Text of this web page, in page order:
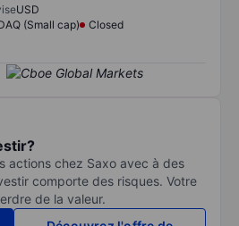
USD
(Small cap)
Closed
actions chez Saxo avec à des
comporte des risques. Votre
de la valeur.